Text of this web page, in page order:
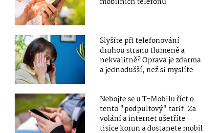
Slyšíte při telefonování
druhou stranu tlumeně a
nekvalitně? Oprava je zdarma
a jednodušší, než si myslíte
Nebojte se u T-Mobilu říct o
tento "podpultový" tarif. Za
volání a internet ušetříte
tisíce korun a dostanete mobil